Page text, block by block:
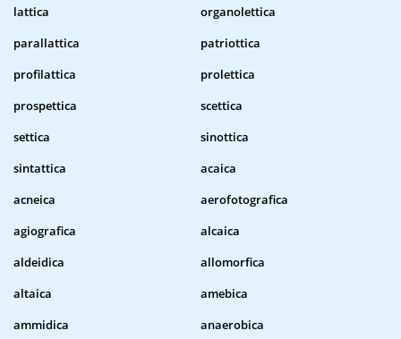
lattica
organolettica
parallattica
patriottica
profilattica
prolettica
prospettica
scettica
settica
sinottica
sintattica
acaica
acneica
aerofotografica
agiografica
alcaica
aldeidica
allomorfica
altaica
amebica
ammidica
anaerobica